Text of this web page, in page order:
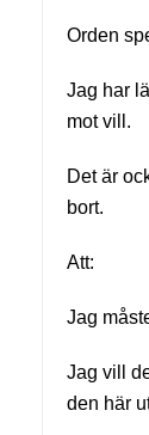
Orden
Jag har
mot vill.
Det är
bort.
Att:
Jag
Jag vill
den här